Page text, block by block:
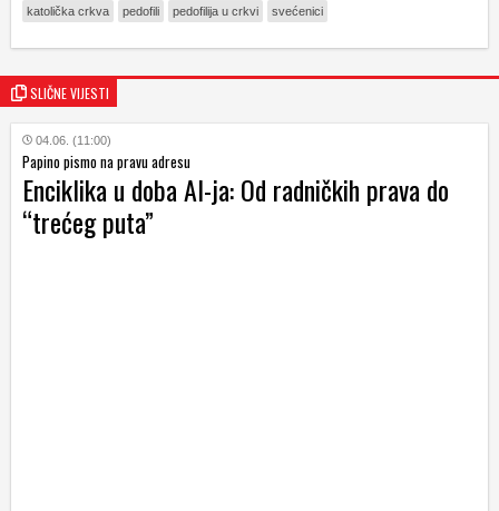
katolička crkva pedofili pedofilija u crkvi svećenici
SLIČNE VIJESTI
04.06. (11:00)
Papino pismo na pravu adresu
Enciklika u doba AI-ja: Od radničkih prava do
“trećeg puta”